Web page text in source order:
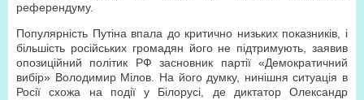
референдуму.
Популярність Путіна впала до критично низьких показників, і
більшість російських громадян його не підтримують, заявив
опозиційний політик РФ засновник партії «Демократичний
вибір» Володимир Мілов. На його думку, нинішня ситуація в
Росії схожа на події у Білорусі, де диктатор Олександр